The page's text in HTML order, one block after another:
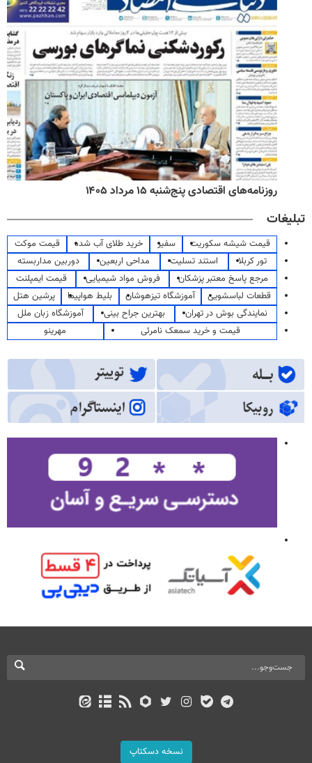
روزنامه‌های اقتصادی پنج‌شنبه ۱۵ مرداد ۱۴۰۵
تبلیغات
قیمت شیشه سکوریت سفیر خرید طلای آب شده
قیمت موکت
تور کربلا
استند تسلیت مداحی اربعین
دوربین مداربسته
مرجع پاسخ معتبر پزشکان
فروش مواد شیمیایی
قیمت ایمپلنت
قطعات لباسشویی
آموزشگاه تیزهوشان بلیط هواپیما
پرشین هتل
نمایندگی بوش در تهران
بهترین جراح بینی
آموزشگاه زبان ملل
قیمت و خرید سمعک نامرئی
مهرینو
نسخه دسکتاپ